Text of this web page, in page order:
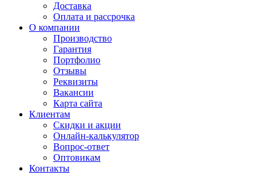
Доставка
Оплата и рассрочка
О компании
Производство
Гарантия
Портфолио
Отзывы
Реквизиты
Вакансии
Карта сайта
Клиентам
Скидки и акции
Онлайн-калькулятор
Вопрос-ответ
Оптовикам
Контакты